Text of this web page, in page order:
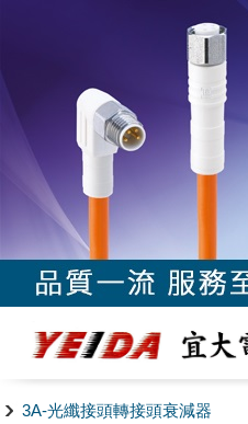
3A-光纖接頭轉接頭衰減器